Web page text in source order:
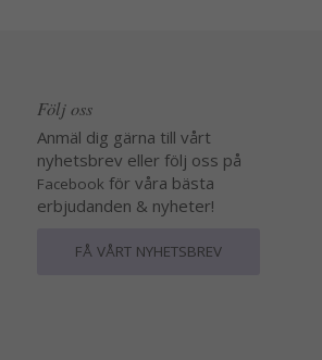
Följ oss
Anmäl dig gärna till vårt
nyhetsbrev eller följ oss på
Facebook för våra bästa
erbjudanden & nyheter!
FÅ VÅRT NYHETSBREV